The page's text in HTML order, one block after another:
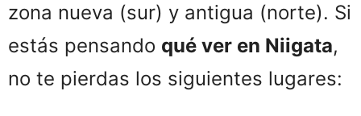
zona nueva (sur) y antigua (norte). Si
estás pensando qué ver en Niigata,
no te pierdas los siguientes lugares: